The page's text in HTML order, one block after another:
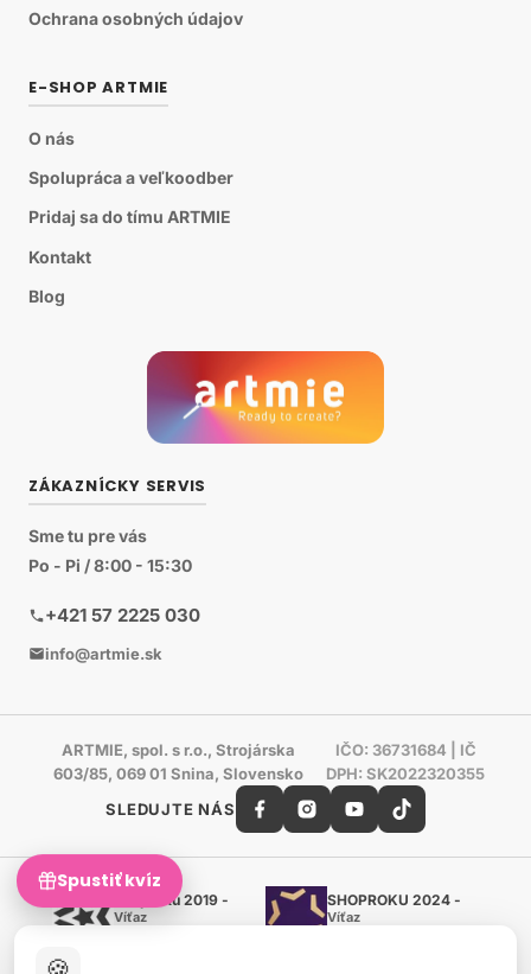
Ochrana osobných údajov
E-SHOP ARTMIE
O nás
Spolupráca a veľkoodber
Pridaj sa do tímu ARTMIE
Kontakt
Blog
ZÁKAZNÍCKY SERVIS
Sme tu pre vás
Po - Pi / 8:00 - 15:30
+421 57 2225 030
info@artmie.sk
ARTMIE, spol. s r.o., Strojárska
603/85, 069 01 Snina, Slovensko
IČO: 36731684 | IČ
DPH: SK2022320355
SLEDUJTE NÁS
Shoproku 2019 -
Víťaz
SHOPROKU 2024 -
Víťaz
Spustiť kvíz